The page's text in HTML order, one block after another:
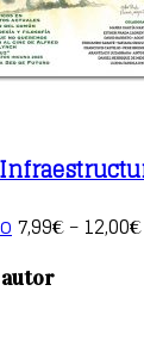
This
product
has
multiple
7,99€ – 12,00€